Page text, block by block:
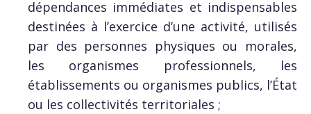
dépendances immédiates et indispensables
destinées à l’exercice d’une activité, utilisés
par des personnes physiques ou morales,
les organismes professionnels, les
établissements ou organismes publics, l’État
ou les collectivités territoriales ;